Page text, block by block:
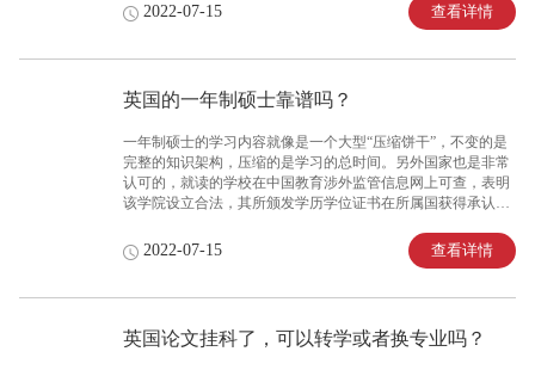
2022-07-15 查看详情
英国的一年制硕士靠谱吗？
一年制硕士的学习内容就像是一个大型“压缩饼干”，不变的是
完整的知识架构，压缩的是学习的总时间。另外国家也是非常
认可的，就读的学校在中国教育涉外监管信息网上可查，表明
该学院设立合法，其所颁发学历学位证书在所属国获得承认，
2022-07-15 查看详情
英国论文挂科了，可以转学或者换专业吗？